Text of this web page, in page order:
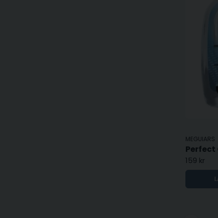
MEGUIARS
159 kr